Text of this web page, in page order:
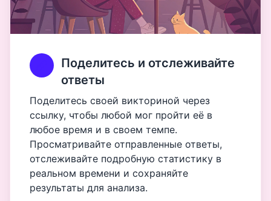
Поделитесь и отслеживайте
ответы
Поделитесь своей викториной через
ссылку, чтобы любой мог пройти её в
любое время и в своем темпе.
Просматривайте отправленные ответы,
отслеживайте подробную статистику в
реальном времени и сохраняйте
результаты для анализа.